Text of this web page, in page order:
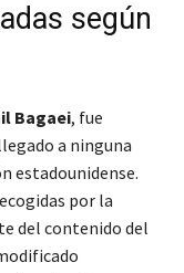
según
Bagaei, fue
a ninguna
estadounidense.
por la
del contenido del